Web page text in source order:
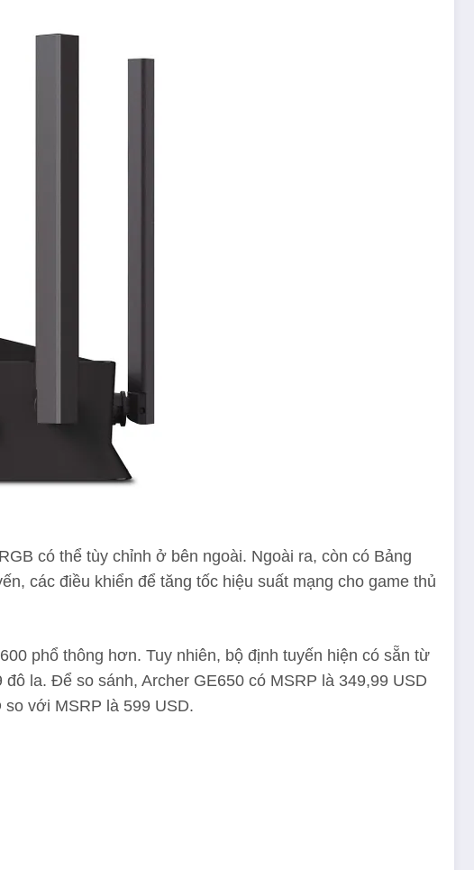
có thể tùy chỉnh ở bên ngoài. Ngoài ra, còn có Bảng
các điều khiển để tăng tốc hiệu suất mạng cho game thủ
phổ thông hơn. Tuy nhiên, bộ định tuyến hiện có sẵn từ
la. Để so sánh, Archer GE650 có MSRP là 349,99 USD
với MSRP là 599 USD.